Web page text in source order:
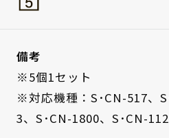
備考
※5個1セット
※対応機種：S･CN-517、
3、S･CN-1800、S･CN-112